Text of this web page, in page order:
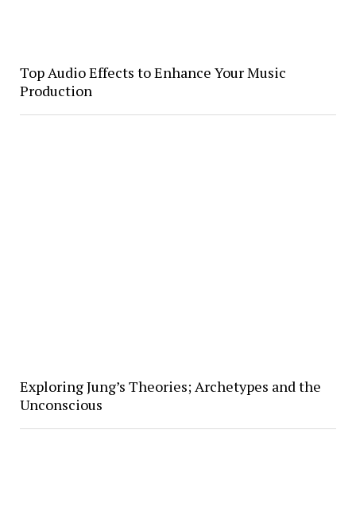
Top Audio Effects to Enhance Your Music
Production
Exploring Jung’s Theories; Archetypes and the
Unconscious